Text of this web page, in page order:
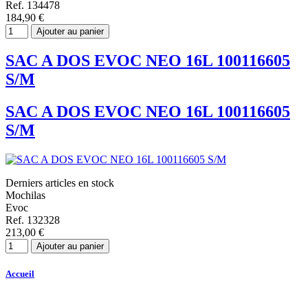
Ref. 134478
184,90 €
Ajouter au panier
SAC A DOS EVOC NEO 16L 100116605
S/M
SAC A DOS EVOC NEO 16L 100116605
S/M
Derniers articles en stock
Mochilas
Evoc
Ref. 132328
213,00 €
Ajouter au panier
Accueil